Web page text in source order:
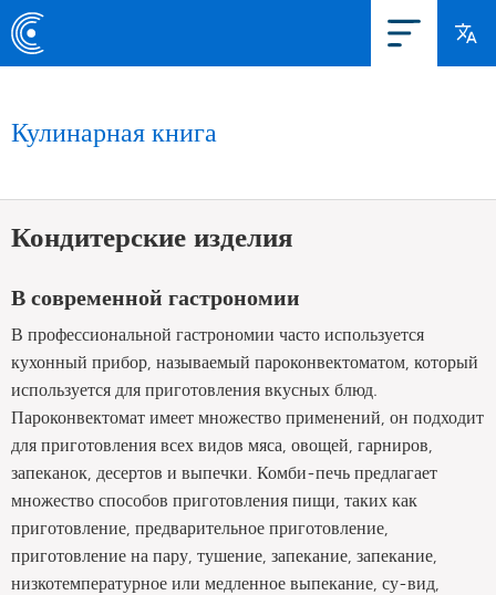
Кулинарная книга
Кондитерские изделия
В современной гастрономии
В профессиональной гастрономии часто используется
кухонный прибор, называемый пароконвектоматом, который
используется для приготовления вкусных блюд.
Пароконвектомат имеет множество применений, он подходит
для приготовления всех видов мяса, овощей, гарниров,
запеканок, десертов и выпечки. Комби-печь предлагает
множество способов приготовления пищи, таких как
приготовление, предварительное приготовление,
приготовление на пару, тушение, запекание, запекание,
низкотемпературное или медленное выпекание, су-вид,